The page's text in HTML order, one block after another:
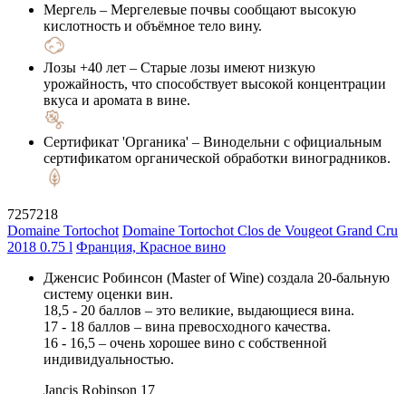
Мергель – Мергелевые почвы сообщают высокую
кислотность и объёмное тело вину.
Лозы +40 лет – Старые лозы имеют низкую
урожайность, что способствует высокой концентрации
вкуса и аромата в вине.
Сертификат 'Органика' – Винодельни с официальным
сертификатом органической обработки виноградников.
7257218
Domaine Tortochot Domaine Tortochot Clos de Vougeot Grand Cru
2018 0.75 l Франция, Красное вино
Дженсис Робинсон (Master of Wine) создала 20-бальную
систему оценки вин.
18,5 - 20 баллов – это великие, выдающиеся вина.
17 - 18 баллов – вина превосходного качества.
16 - 16,5 – очень хорошее вино с собственной
индивидуальностью.
Jancis Robinson 17